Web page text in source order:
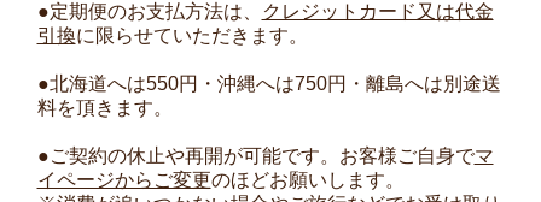
●定期便のお支払方法は、
クレジットカード又は代金
引換に限らせていただきます。
●北海道へは550円・沖縄へは750円・離島へは別途送
料を頂きます。
●ご契約の休止や再開が可能です。お客様ご自身でマ
イページからご変更のほどお願いします。